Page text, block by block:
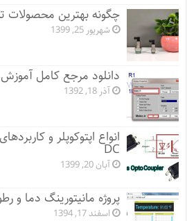
چگونه بهترین محصولات
شهریور 25, 1399
دانلود مرجع کامل آموزش OrCAD PSpice
آذر 18, 1392
DC
آبان 20, 1399
پروژه مانيتورينگ دما
اسفند 17, 1394